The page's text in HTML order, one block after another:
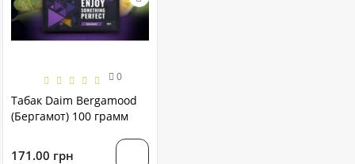
0
Табак Daim Bergamood
(Бергамот) 100 грамм
171.00 грн